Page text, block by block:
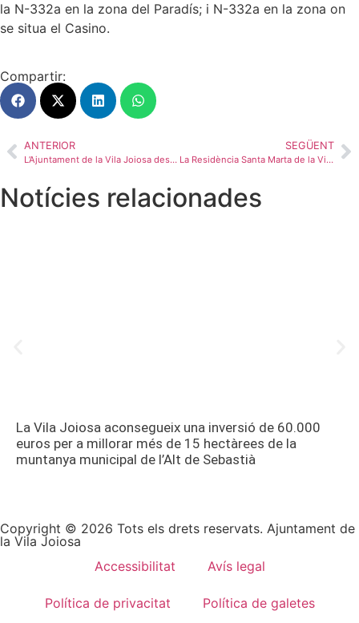
la N-332a en la zona del Paradís; i N-332a en la zona on
se situa el Casino.
Compartir:
ANTERIOR
L’Ajuntament de la Vila Joiosa destina 100.000 euros en ajudes per a la rehabilitació i conservació d’edificis d’habitatges
SEGÜENT
La Residència Santa Marta de la Vila Joiosa incorpora una nova furgoneta de nou places adaptada per al transport de residents
Notícies relacionades
La Vila Joiosa aconsegueix una inversió de 60.000
euros per a millorar més de 15 hectàrees de la
muntanya municipal de l’Alt de Sebastià
Copyright © 2026 Tots els drets reservats. Ajuntament de
la Vila Joiosa
Accessibilitat
Avís legal
Política de privacitat Política de galetes